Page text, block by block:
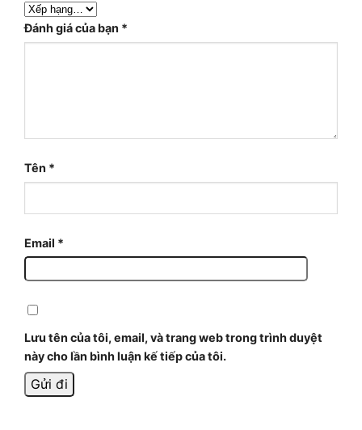
Đánh giá của bạn *
Tên *
Email *
Lưu tên của tôi, email, và trang web trong trình duyệt
này cho lần bình luận kế tiếp của tôi.